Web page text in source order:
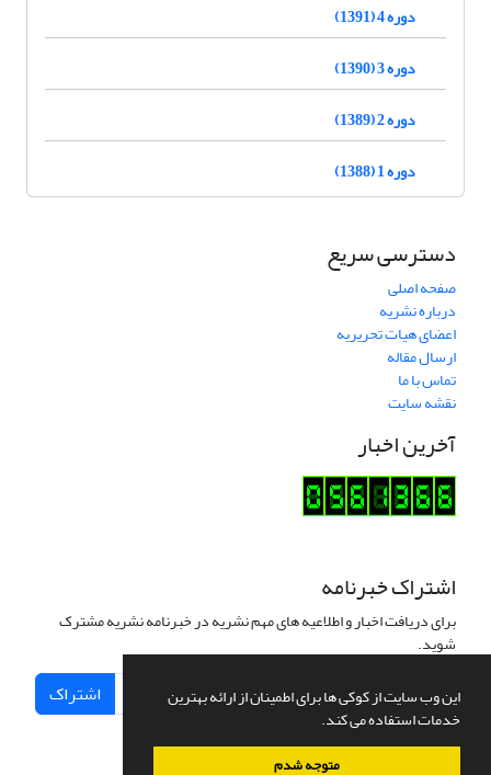
این وب سایت از کوکی ها برای اطمینان از ارائه بهترین
خدمات استفاده می کند.
متوجه شدم
دوره 4 (1391)
دوره 3 (1390)
دوره 2 (1389)
دوره 1 (1388)
دسترسی سریع
صفحه اصلی
درباره نشریه
اعضای هیات تحریریه
ارسال مقاله
تماس با ما
نقشه سایت
آخرین اخبار
اشتراک خبرنامه
برای دریافت اخبار و اطلاعیه های مهم نشریه در خبرنامه نشریه مشترک
شوید.
اشتراک